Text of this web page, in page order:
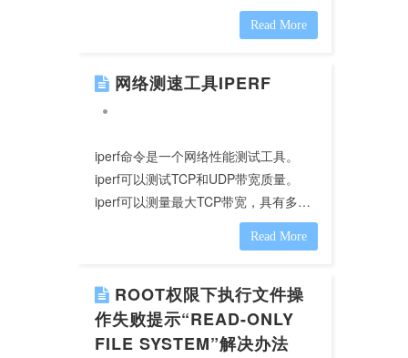
Read More
网络测速工具IPERF
iperf命令是一个网络性能测试工具。
iperf可以测试TCP和UDP带宽质量。
iperf可以测量最大TCP带宽，具有多…
Read More
ROOT权限下执行文件操
作失败提示“READ-ONLY
FILE SYSTEM”解决办法